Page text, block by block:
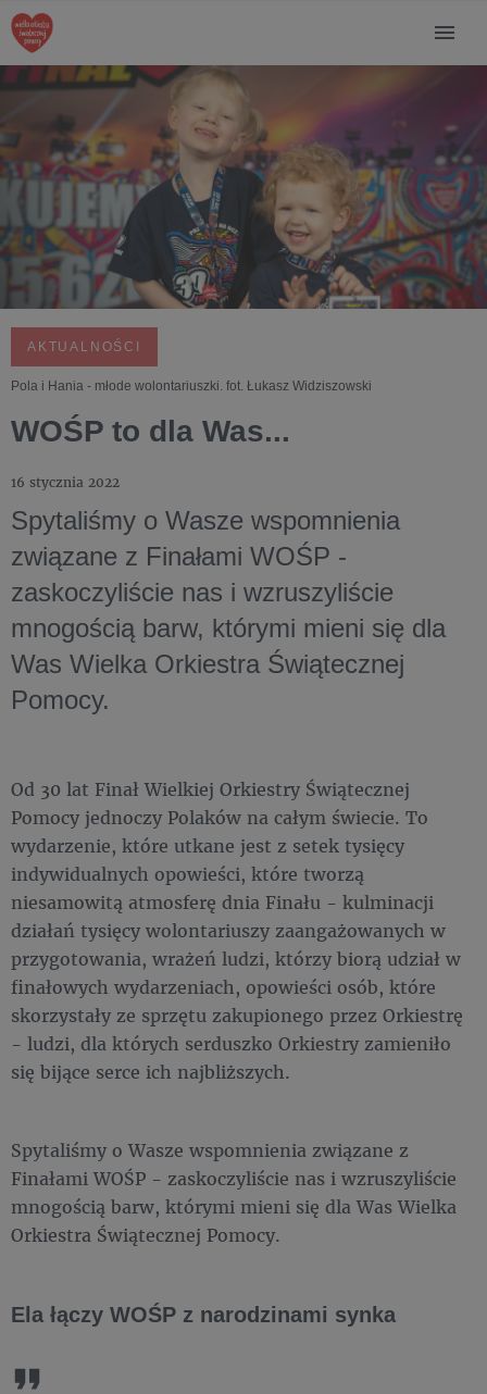
AKTUALNOŚCI
Pola i Hania - młode wolontariuszki. fot. Łukasz Widziszowski
WOŚP to dla Was...
16 stycznia 2022
Spytaliśmy o Wasze wspomnienia
związane z Finałami WOŚP -
zaskoczyliście nas i wzruszyliście
mnogością barw, którymi mieni się dla
Was Wielka Orkiestra Świątecznej
Pomocy.
Od 30 lat Finał Wielkiej Orkiestry Świątecznej
Pomocy jednoczy Polaków na całym świecie. To
wydarzenie, które utkane jest z setek tysięcy
indywidualnych opowieści, które tworzą
niesamowitą atmosferę dnia Finału - kulminacji
działań tysięcy wolontariuszy zaangażowanych w
przygotowania, wrażeń ludzi, którzy biorą udział w
finałowych wydarzeniach, opowieści osób, które
skorzystały ze sprzętu zakupionego przez Orkiestrę
- ludzi, dla których serduszko Orkiestry zamieniło
się bijące serce ich najbliższych.
Spytaliśmy o Wasze wspomnienia związane z
Finałami WOŚP - zaskoczyliście nas i wzruszyliście
mnogością barw, którymi mieni się dla Was Wielka
Orkiestra Świątecznej Pomocy.
Ela łączy WOŚP z narodzinami synka